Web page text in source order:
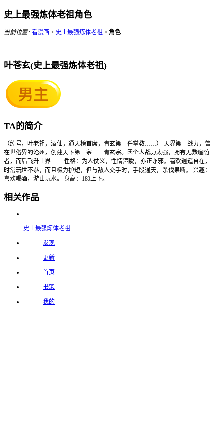
史上最强炼体老祖角色
当前位置: 看漫画 > 史上最强炼体老祖 > 角色
叶苍玄(史上最强炼体老祖)
TA的简介
（绰号，叶老祖，酒仙，通天榜首席，青玄第一任掌教……） 天界第一战力，曾
在世俗界的沧州，创建天下第一宗——青玄宗。因个人战力太强，拥有无数追随
者，而后飞升上界…… 性格：为人仗义，性情洒脱，亦正亦邪。喜欢逍遥自在，
时常玩世不恭，而且极为护短，但与敌人交手时，手段通天，杀伐果断。 兴趣：
喜欢喝酒，游山玩水。 身高：180上下。
相关作品
史上最强炼体老祖
发现
更新
首页
书架
我的